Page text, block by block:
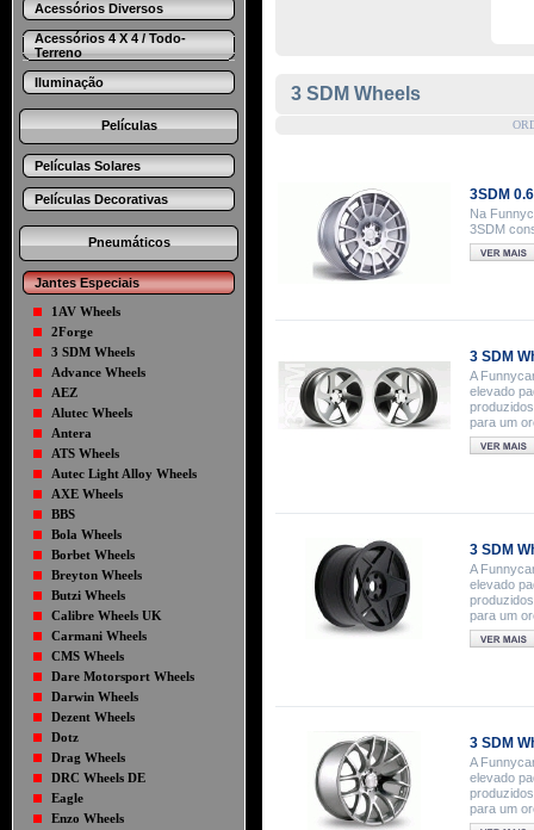
Acessórios Diversos
Acessórios 4 X 4 / Todo-
Terreno
Iluminação
Películas
Películas Solares
Películas Decorativas
Pneumáticos
Jantes Especiais
1AV Wheels
2Forge
3 SDM Wheels
Advance Wheels
AEZ
Alutec Wheels
Antera
ATS Wheels
Autec Light Alloy Wheels
AXE Wheels
BBS
Bola Wheels
Borbet Wheels
Breyton Wheels
Butzi Wheels
Calibre Wheels UK
Carmani Wheels
CMS Wheels
Dare Motorsport Wheels
Darwin Wheels
Dezent Wheels
Dotz
Drag Wheels
DRC Wheels DE
Eagle
Enzo Wheels
3 SDM Wheels
3SDM
Na
3SDM
3 SDM
A
elevado
para um
3 SDM
A
elevado
para um
3 SDM
A
elevado
para um